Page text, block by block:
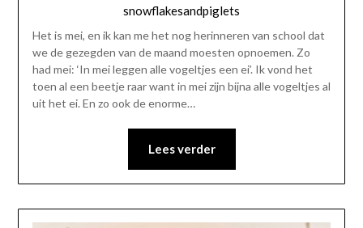
snowflakesandpiglets
Het is mei, en ik kan me het nog herinneren van school dat
we de gezegden van de maand moesten opnoemen. Zo
had mei: ‘In mei leggen alle vogeltjes een ei’. Ik vond het
toen al een beetje raar want in mei zijn bijna alle vogeltjes al
uit het ei. En zo ook de enorme…
Lees verder